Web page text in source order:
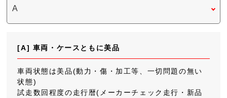
[A] 車両・ケースともに美品
車両状態は美品(動力・傷・加工等、一切問題の無い
状態)
試走数回程度の走行暦(メーカーチェック走行・新品